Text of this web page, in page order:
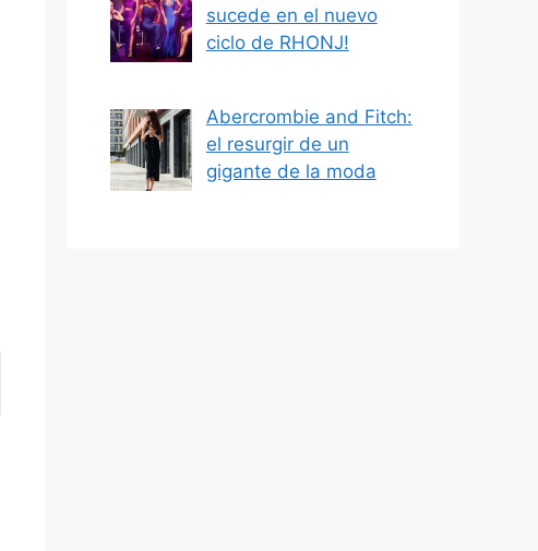
sucede en el nuevo
ciclo de RHONJ!
Abercrombie and Fitch:
el resurgir de un
gigante de la moda